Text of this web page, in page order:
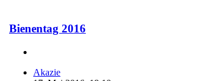
Bienentag 2016
Akazie